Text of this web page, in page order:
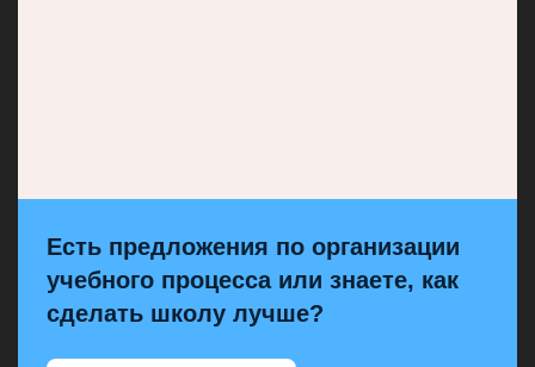
Есть предложения по организации
учебного процесса или знаете, как
сделать школу лучше?